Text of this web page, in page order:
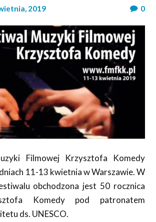
2019 0
Filmowej Krzysztofa Komedy
11-13 kwietnia w Warszawie. W
obchodzona jest 50 rocznica
Komedy pod patronatem
ds. UNESCO.